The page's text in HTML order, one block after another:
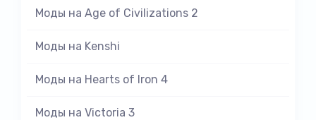
Моды на Age of Civilizations 2
Моды на Kenshi
Моды на Hearts of Iron 4
Моды на Victoria 3